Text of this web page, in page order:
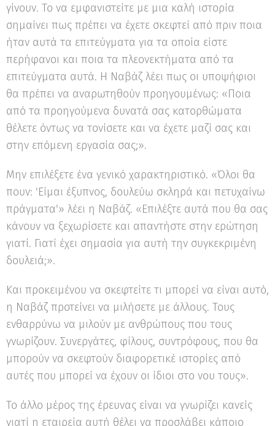
γίνουν. Το να εμφανιστείτε με μια καλή ιστορία
σημαίνει πως πρέπει να έχετε σκεφτεί από πριν ποια
ήταν αυτά τα επιτεύγματα για τα οποία είστε
περήφανοι και ποια τα πλεονεκτήματα από τα
επιτεύγματα αυτά. Η Ναβάζ λέει πως οι υποψήφιοι
θα πρέπει να αναρωτηθούν προηγουμένως: «Ποια
από τα προηγούμενα δυνατά σας κατορθώματα
θέλετε όντως να τονίσετε και να έχετε μαζί σας και
στην επόμενη εργασία σας;».
Μην επιλέξετε ένα γενικό χαρακτηριστικό. «Όλοι θα
πουν: 'Είμαι έξυπνος, δουλεύω σκληρά και πετυχαίνω
πράγματα'» λέει η Ναβάζ. «Επιλέξτε αυτά που θα σας
κάνουν να ξεχωρίσετε και απαντήστε στην ερώτηση
γιατί. Γιατί έχει σημασία για αυτή την συγκεκριμένη
δουλειά;».
Και προκειμένου να σκεφτείτε τι μπορεί να είναι αυτό,
η Ναβάζ προτείνει να μιλήσετε με άλλους. Τους
ενθαρρύνω να μιλούν με ανθρώπους που τους
γνωρίζουν. Συνεργάτες, φίλους, συντρόφους, που θα
μπορούν να σκεφτούν διαφορετικέ ιστορίες από
αυτές που μπορεί να έχουν οι ίδιοι στο νου τους».
Το άλλο μέρος της έρευνας είναι να γνωρίζει κανείς
γιατί η εταιρεία αυτή θέλει να προσλάβει κάποιο